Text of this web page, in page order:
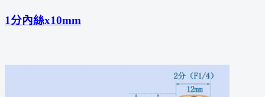
1分內絲x10mm